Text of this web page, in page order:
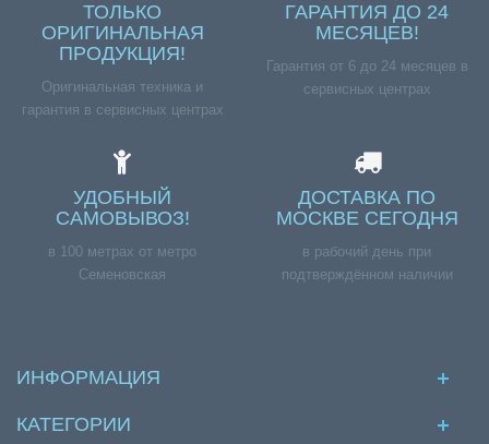
ТОЛЬКО
ОРИГИНАЛЬНАЯ
ПРОДУКЦИЯ!
Оригинальная техника и
гарантия в сервисных центрах
ГАРАНТИЯ ДО 24
МЕСЯЦЕВ!
Гарантия от 6 до 24 месяцев в
сервисных центрах
УДОБНЫЙ
САМОВЫВОЗ!
в 100 метрах от метро
Семеновская
ДОСТАВКА ПО
МОСКВЕ СЕГОДНЯ
в рабочий день при
подтверждённом наличии
ИНФОРМАЦИЯ
КАТЕГОРИИ